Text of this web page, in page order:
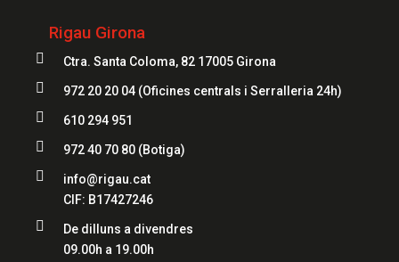
Rigau Girona
 Ctra. Santa Coloma, 82 17005 Girona
 972 20 20 04 (Oficines centrals i Serralleria 24h)
 610 294 951
 972 40 70 80 (Botiga)

info@rigau.cat
CIF: B17427246

De dilluns a divendres
09.00h a 19.00h